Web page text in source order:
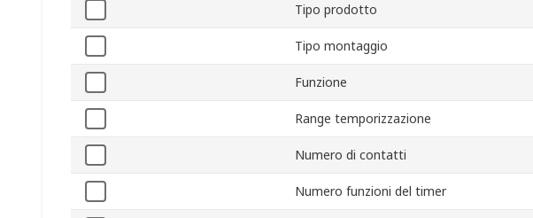
Tipo prodotto
Tipo montaggio
Funzione
Range temporizzazione
Numero di contatti
Numero funzioni del timer